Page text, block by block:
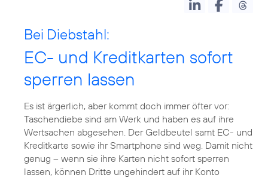
Bei Diebstahl:
EC- und Kreditkarten sofort
sperren lassen
Es ist ärgerlich, aber kommt doch immer öfter vor:
Taschendiebe sind am Werk und haben es auf ihre
Wertsachen abgesehen. Der Geldbeutel samt EC- und
Kreditkarte sowie ihr Smartphone sind weg. Damit nicht
genug – wenn sie ihre Karten nicht sofort sperren
lassen, können Dritte ungehindert auf ihr Konto